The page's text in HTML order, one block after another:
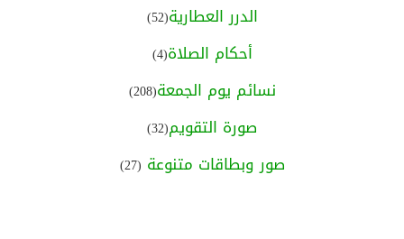
الدرر العطارية(52)
أحكام الصلاة(4)
نسائم يوم الجمعة(208)
صورة التقويم(32)
صور وبطاقات متنوعة (27)